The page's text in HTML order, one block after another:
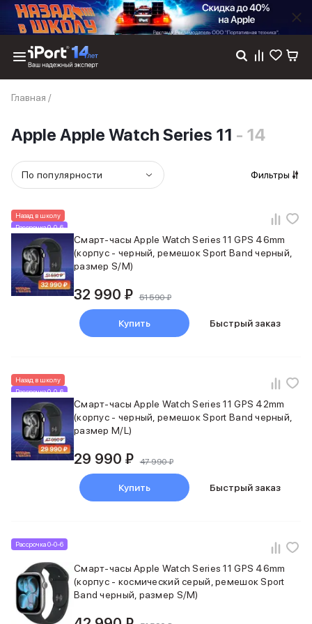
Выпрямители
Пылесосы
Баннер пвз
iPhone 17
iPhone 17
iPhone 17e
iPhone 17 Pro Max
Баннер пвз
сплит
iPhone
Баннер гарантия
Баннер доставка
iPhone Air
iPhone 17
iPhone 17 Pro
iPhone 17
iPhone 16 Plus
iPhone 16
Главная /
Apple Apple Watch Series 11 - 14
По популярности Фильтры
Назад в школу
Рассрочка 0-0-6
Смарт-часы Apple Watch Series 11 GPS 46mm
(корпус - черный, ремешок Sport Band черный,
размер S/M)
32 990 ₽ 51 590 ₽
Купить Быстрый заказ
Назад в школу
Рассрочка 0-0-6
Смарт-часы Apple Watch Series 11 GPS 42mm
(корпус - черный, ремешок Sport Band черный,
размер M/L)
29 990 ₽ 47 990 ₽
Купить Быстрый заказ
Рассрочка 0-0-6
Смарт-часы Apple Watch Series 11 GPS 46mm
(корпус - космический серый, ремешок Sport
Band черный, размер S/M)